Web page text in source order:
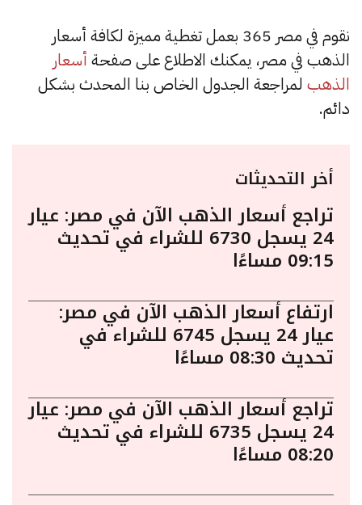
نقوم في مصر 365 بعمل تغطية مميزة لكافة أسعار
الذهب في مصر، يمكنك الاطلاع على صفحة أسعار
الذهب لمراجعة الجدول الخاص بنا المحدث بشكل
دائم.
أخر التحديثات
تراجع أسعار الذهب الآن في مصر: عيار
24 يسجل 6730 للشراء في تحديث
09:15 مساءًا
ارتفاع أسعار الذهب الآن في مصر:
عيار 24 يسجل 6745 للشراء في
تحديث 08:30 مساءًا
تراجع أسعار الذهب الآن في مصر: عيار
24 يسجل 6735 للشراء في تحديث
08:20 مساءًا